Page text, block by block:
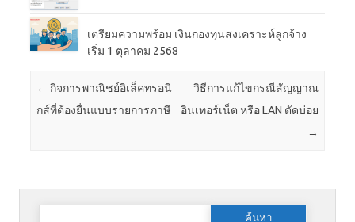
เตรียมความพร้อม เงินกองทุนสงเคราะห์ลูกจ้าง
เริ่ม 1 ตุลาคม 2568
Post navigation
← กิจการพาณิชย์อิเล็คทรอนิ
กส์ที่ต้องยื่นแบบรายการภาษี
วิธีการแก้ไขกรณีสัญญาณ
อินเทอร์เน็ต หรือ LAN ตัดบ่อย
→
ค้นหาสำหรับ: